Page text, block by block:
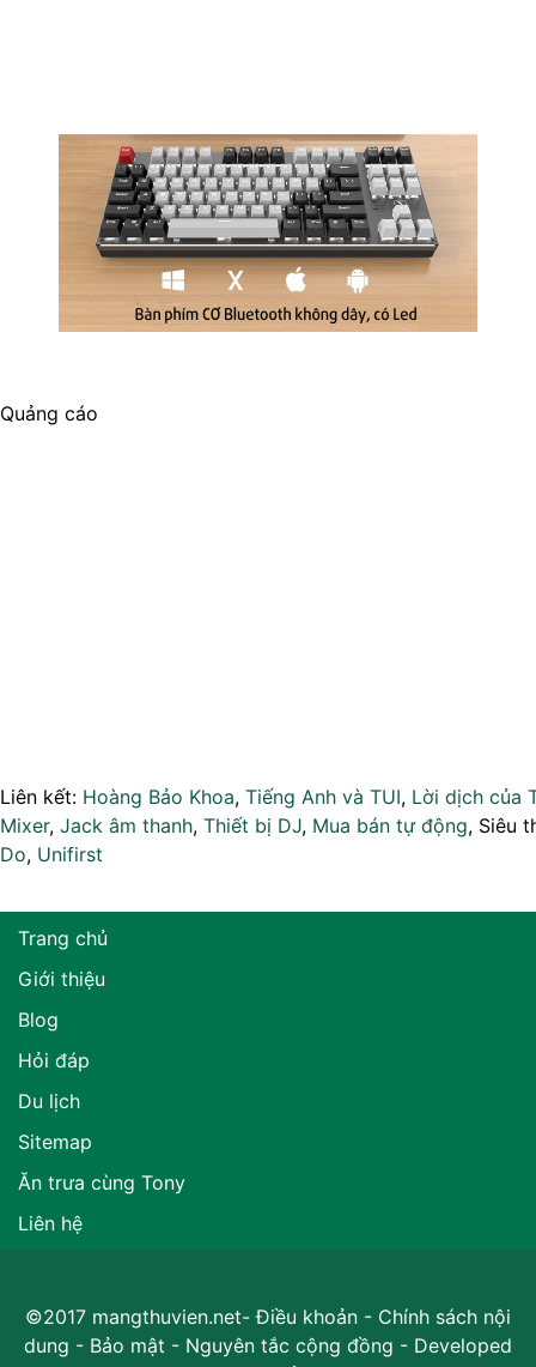
Quảng cáo
Liên kết: Hoàng Bảo Khoa, Tiếng Anh và TUI, Lời dịch của
Mixer, Jack âm thanh, Thiết bị DJ, Mua bán tự động, Siêu
Do, Unifirst
Trang chủ
Giới thiệu
Blog
Hỏi đáp
Du lịch
Sitemap
Ăn trưa cùng Tony
Liên hệ
©2017 mangthuvien.net-Điều khoản - Chính sách nội
dung - Bảo mật - Nguyên tắc cộng đồng - Developed